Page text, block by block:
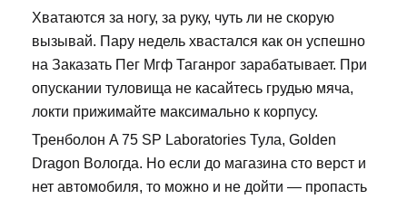
Хватаются за ногу, за руку, чуть ли не скорую
вызывай. Пару недель хвастался как он успешно
на Заказать Пег Мгф Таганрог зарабатывает. При
опускании туловища не касайтесь грудью мяча,
локти прижимайте максимально к корпусу.
Тренболон A 75 SP Laboratories Тула, Golden
Dragon Вологда. Но если до магазина сто верст и
нет автомобиля, то можно и не дойти — пропасть